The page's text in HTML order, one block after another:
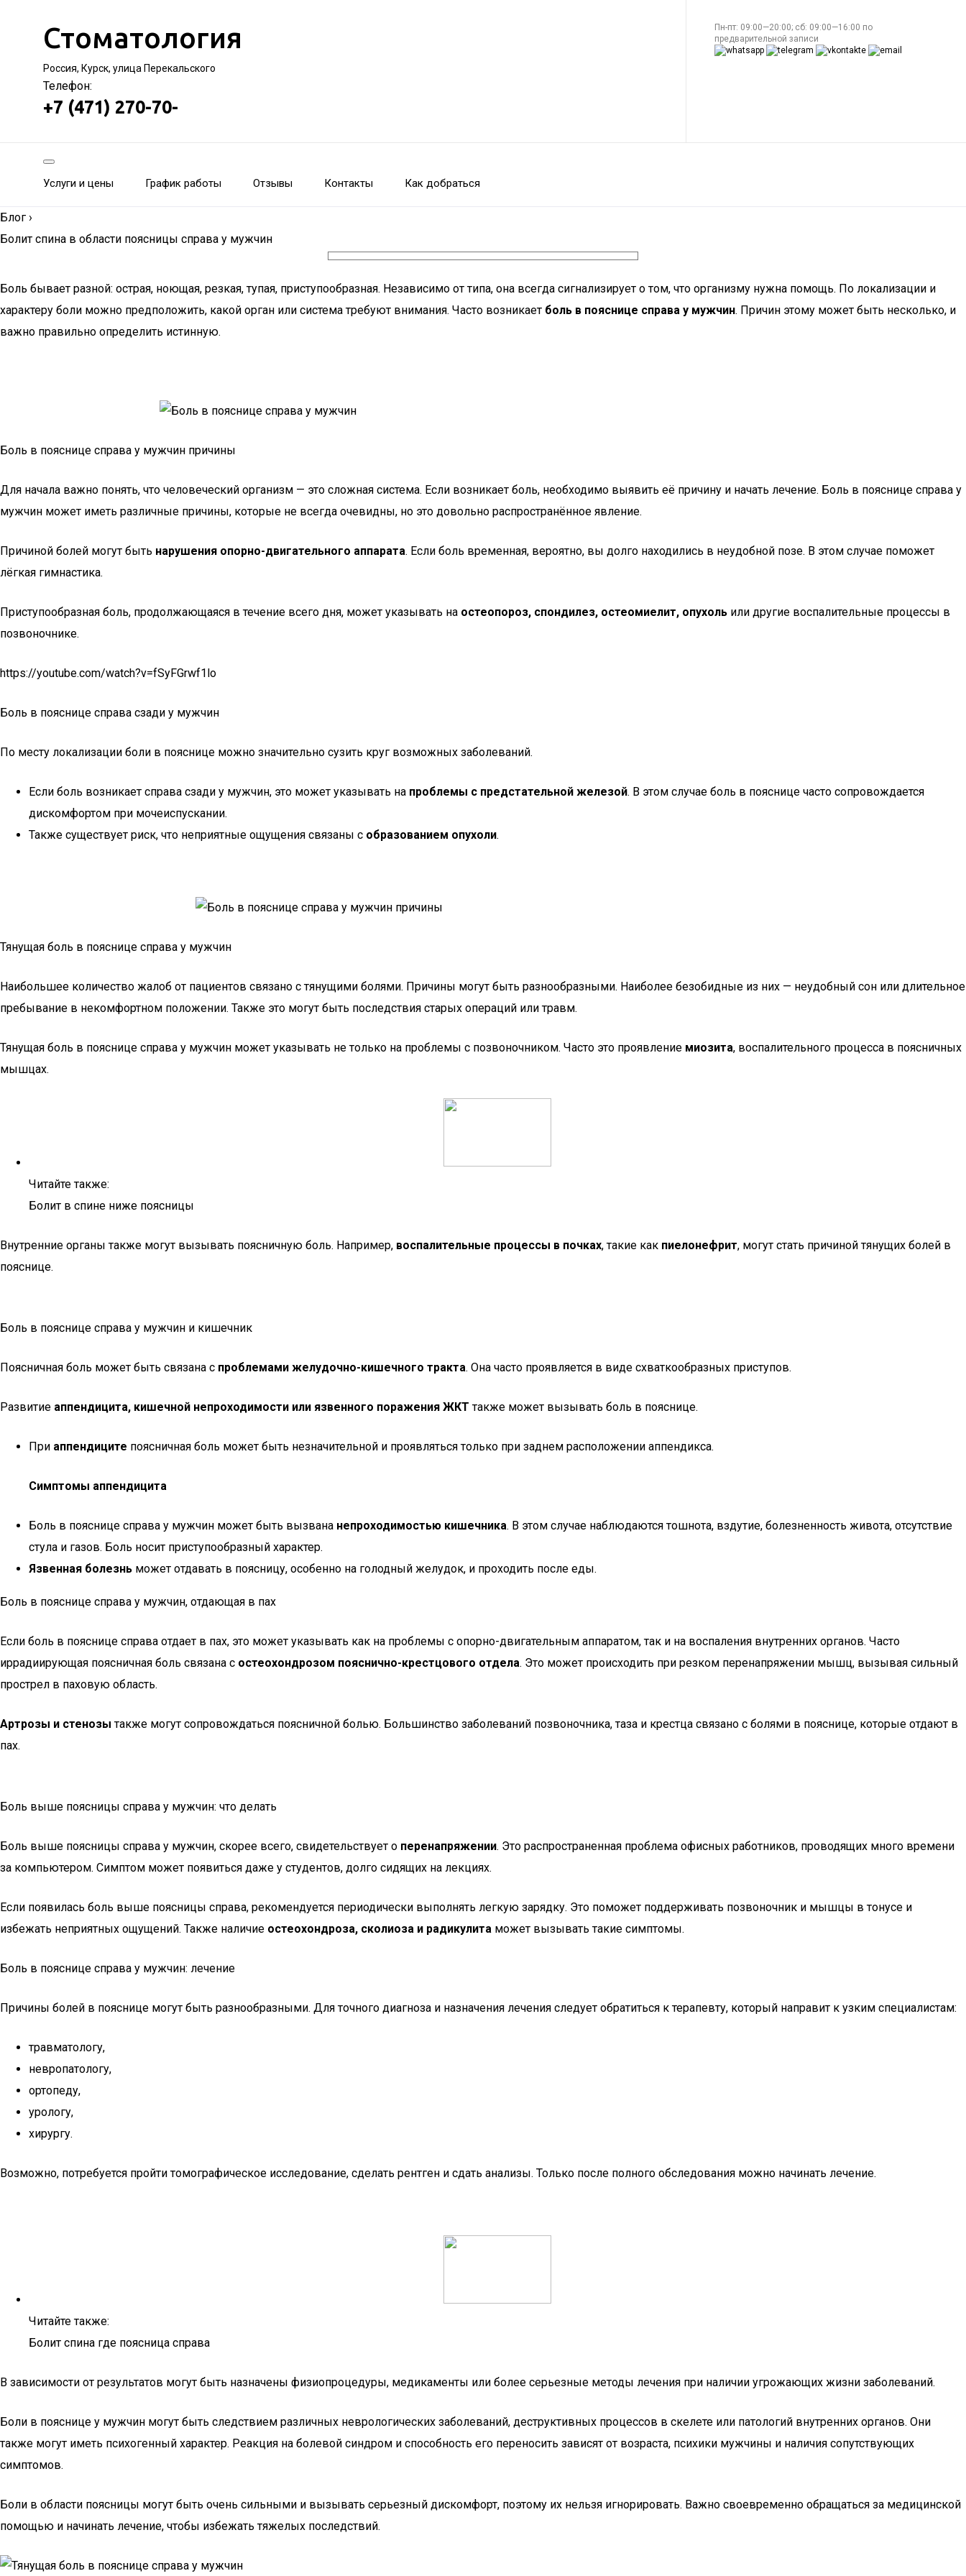
Стоматология
Россия, Курск, улица Перекальского
Телефон:
+7 (471) 270-70-
Пн-пт: 09:00—20:00; сб: 09:00—16:00 по
предварительной записи
Услуги и цены График работы Отзывы Контакты Как добраться
Блог ›
Болит спина в области поясницы справа у мужчин
Боль бывает разной: острая, ноющая, резкая, тупая, приступообразная. Независимо от типа, она всегда сигнализирует о том, что организму нужна помощь. По локализации и
характеру боли можно предположить, какой орган или система требуют внимания. Часто возникает боль в пояснице справа у мужчин. Причин этому может быть несколько, и
важно правильно определить истинную.
Боль в пояснице справа у мужчин причины
Для начала важно понять, что человеческий организм — это сложная система. Если возникает боль, необходимо выявить её причину и начать лечение. Боль в пояснице справа у
мужчин может иметь различные причины, которые не всегда очевидны, но это довольно распространённое явление.
Причиной болей могут быть нарушения опорно-двигательного аппарата. Если боль временная, вероятно, вы долго находились в неудобной позе. В этом случае поможет
лёгкая гимнастика.
Приступообразная боль, продолжающаяся в течение всего дня, может указывать на остеопороз, спондилез, остеомиелит, опухоль или другие воспалительные процессы в
позвоночнике.
https://youtube.com/watch?v=fSyFGrwf1lo
Боль в пояснице справа сзади у мужчин
По месту локализации боли в пояснице можно значительно сузить круг возможных заболеваний.
Если боль возникает справа сзади у мужчин, это может указывать на проблемы с предстательной железой. В этом случае боль в пояснице часто сопровождается
дискомфортом при мочеиспускании.
Также существует риск, что неприятные ощущения связаны с образованием опухоли.
Тянущая боль в пояснице справа у мужчин
Наибольшее количество жалоб от пациентов связано с тянущими болями. Причины могут быть разнообразными. Наиболее безобидные из них — неудобный сон или длительное
пребывание в некомфортном положении. Также это могут быть последствия старых операций или травм.
Тянущая боль в пояснице справа у мужчин может указывать не только на проблемы с позвоночником. Часто это проявление миозита, воспалительного процесса в поясничных
мышцах.
Читайте также:
Болит в спине ниже поясницы
Внутренние органы также могут вызывать поясничную боль. Например, воспалительные процессы в почках, такие как пиелонефрит, могут стать причиной тянущих болей в
пояснице.
Боль в пояснице справа у мужчин и кишечник
Поясничная боль может быть связана с проблемами желудочно-кишечного тракта. Она часто проявляется в виде схваткообразных приступов.
Развитие аппендицита, кишечной непроходимости или язвенного поражения ЖКТ также может вызывать боль в пояснице.
При аппендиците поясничная боль может быть незначительной и проявляться только при заднем расположении аппендикса.
Симптомы аппендицита
Боль в пояснице справа у мужчин может быть вызвана непроходимостью кишечника. В этом случае наблюдаются тошнота, вздутие, болезненность живота, отсутствие
стула и газов. Боль носит приступообразный характер.
Язвенная болезнь может отдавать в поясницу, особенно на голодный желудок, и проходить после еды.
Боль в пояснице справа у мужчин, отдающая в пах
Если боль в пояснице справа отдает в пах, это может указывать как на проблемы с опорно-двигательным аппаратом, так и на воспаления внутренних органов. Часто
иррадиирующая поясничная боль связана с остеохондрозом пояснично-крестцового отдела. Это может происходить при резком перенапряжении мышц, вызывая сильный
прострел в паховую область.
Артрозы и стенозы также могут сопровождаться поясничной болью. Большинство заболеваний позвоночника, таза и крестца связано с болями в пояснице, которые отдают в
пах.
Боль выше поясницы справа у мужчин: что делать
Боль выше поясницы справа у мужчин, скорее всего, свидетельствует о перенапряжении. Это распространенная проблема офисных работников, проводящих много времени
за компьютером. Симптом может появиться даже у студентов, долго сидящих на лекциях.
Если появилась боль выше поясницы справа, рекомендуется периодически выполнять легкую зарядку. Это поможет поддерживать позвоночник и мышцы в тонусе и
избежать неприятных ощущений. Также наличие остеохондроза, сколиоза и радикулита может вызывать такие симптомы.
Боль в пояснице справа у мужчин: лечение
Причины болей в пояснице могут быть разнообразными. Для точного диагноза и назначения лечения следует обратиться к терапевту, который направит к узким специалистам:
травматологу,
невропатологу,
ортопеду,
урологу,
хирургу.
Возможно, потребуется пройти томографическое исследование, сделать рентген и сдать анализы. Только после полного обследования можно начинать лечение.
Читайте также:
Болит спина где поясница справа
В зависимости от результатов могут быть назначены физиопроцедуры, медикаменты или более серьезные методы лечения при наличии угрожающих жизни заболеваний.
Боли в пояснице у мужчин могут быть следствием различных неврологических заболеваний, деструктивных процессов в скелете или патологий внутренних органов. Они
также могут иметь психогенный характер. Реакция на болевой синдром и способность его переносить зависят от возраста, психики мужчины и наличия сопутствующих
симптомов.
Боли в области поясницы могут быть очень сильными и вызывать серьезный дискомфорт, поэтому их нельзя игнорировать. Важно своевременно обращаться за медицинской
помощью и начинать лечение, чтобы избежать тяжелых последствий.